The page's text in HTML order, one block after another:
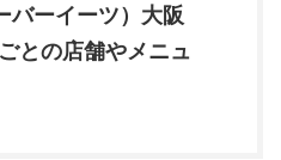
バーイーツ）大阪
との店舗やメニュ